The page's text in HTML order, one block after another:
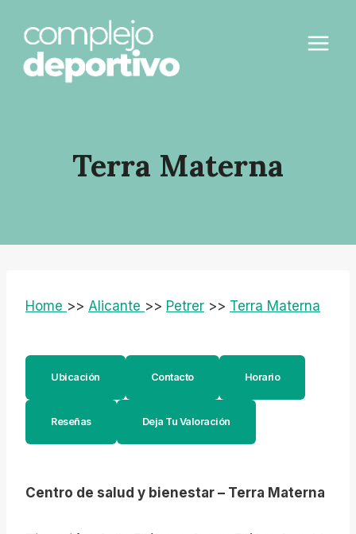
contenido
Terra Materna
Home >> Alicante >> Petrer >> Terra Materna
Ubicación Contacto Horario
Reseñas Deja Tu Valoración
Centro de salud y bienestar – Terra Materna